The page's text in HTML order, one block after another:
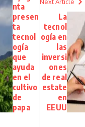
nta
presen
ta
tecnol
ogía
que
ayuda
en el
cultivo
de
papa
La
tecnol
ogía en
las
inversi
ones
de real
estate
en
EEUU